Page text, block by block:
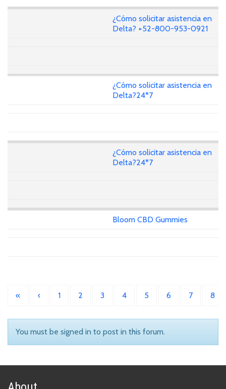
¿Cómo solicitar asistencia en
Delta? +52-800-953-0921
¿Cómo solicitar asistencia en
Delta?24*7
¿Cómo solicitar asistencia en
Delta?24*7
Bloom CBD Gummies
« ‹ 1 2 3 4 5 6 7 8
You must be signed in to post in this forum.